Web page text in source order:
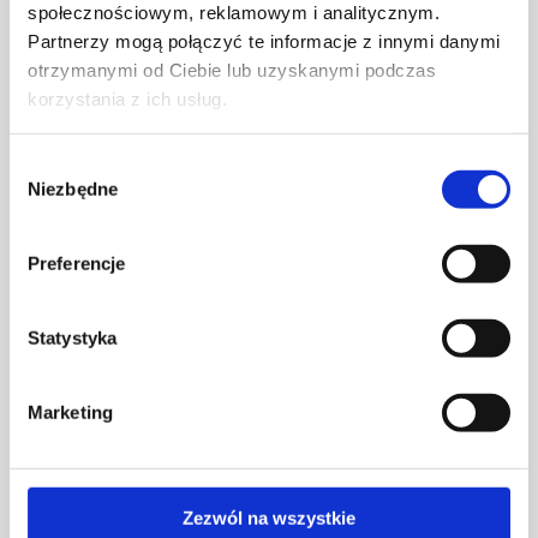
społecznościowym, reklamowym i analitycznym.
Partnerzy mogą połączyć te informacje z innymi danymi
otrzymanymi od Ciebie lub uzyskanymi podczas
korzystania z ich usług.
zgody
Niezbędne
Preferencje
Statystyka
Marketing
Zezwól na wszystkie
Karolina Zagrodzka – projektantka wnętrz, blogerka
oraz influencerka. Prowadzi studio projektowania
wnętrz HOUSE LOVES, szkolenia dla początkujących
projektantów, tworzy również własne produkty do